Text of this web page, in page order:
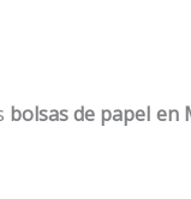
bolsas de papel en